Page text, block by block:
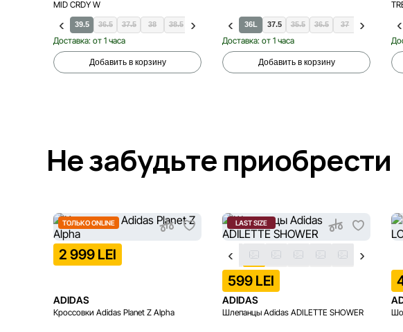
MID CRDY W
39.5 36.5 37.5 38 38.5 40.5 41.5
Доставка: от 1 часа
Добавить в корзину
35.5 36L 37.5 35.5 36.5 37 38.5
Доставка: от 1 часа
Добавить в корзину
Не забудьте приобрести
ТОЛЬКО ONLINE
2 999 LEI
ADIDAS
Кроссовки Adidas Planet Z Alpha
LAST SIZE
599 LEI
ADIDAS
Шлепанцы Adidas ADILETTE SHOWER